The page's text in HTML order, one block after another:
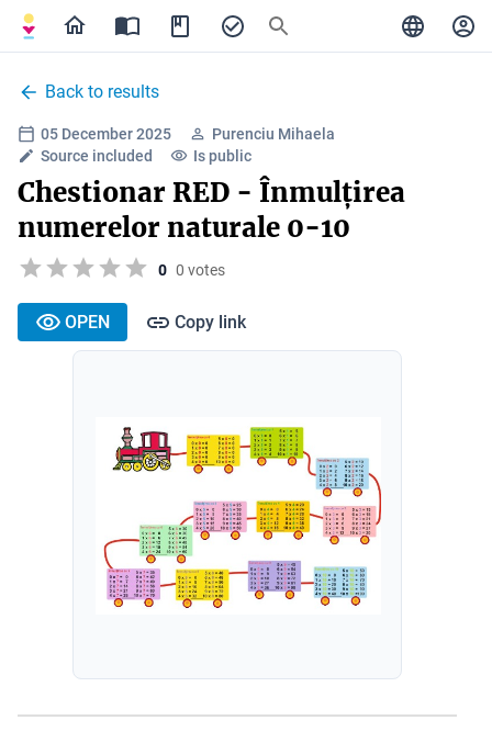
Back to results
05 December 2025
Purenciu Mihaela
Source included
Is public
Chestionar RED - Înmulțirea
numerelor naturale 0-10
0 0 votes
OPEN Copy link